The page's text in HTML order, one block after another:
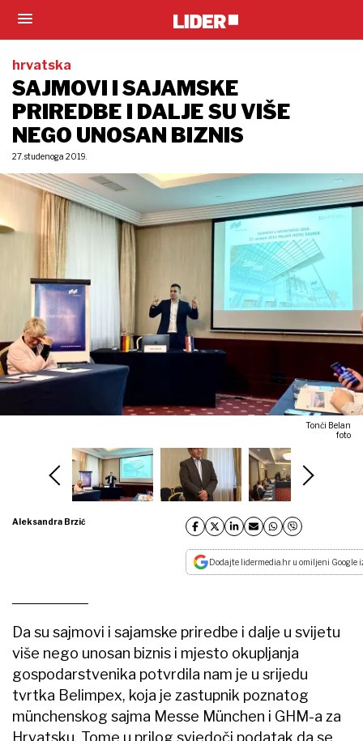
hrvatska
SAJMOVI I SAJAMSKE
PRIREDBE I DALJE SU VIŠE
NEGO UNOSAN BIZNIS
27. studenoga 2019.
Tonči Belan
foto
Aleksandra Brzić
Dodajte lidermedia.hr u omiljeni Google
Da su sajmovi i sajamske priredbe i dalje u svijetu
više nego unosan biznis i mjesto okupljanja
gospodarstvenika potvrdila nam je u srijedu
tvrtka Belimpex, koja je zastupnik poznatog
münchenskog sajma Messe München i GHM-a za